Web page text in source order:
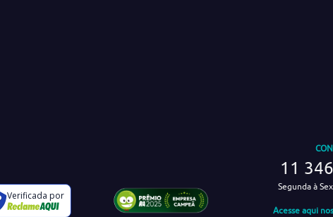
Verificada por
11
Segunda à
Acesse aqui